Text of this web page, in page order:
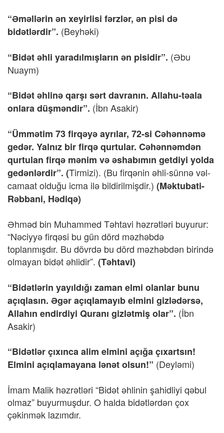
“Əməllərin ən xeyirlisi fərzlər, ən pisi də
bidətlərdir”. (Beyhəki)
“Bidət əhli yaradılmışların ən pisidir”. (Əbu
Nuaym)
“Bidət əhlinə qarşı sərt davranın. Allahu-təala
onlara düşməndir”. (İbn Asakir)
“Ümmətim 73 firqəyə ayrılar, 72-si Cəhənnəmə
gedər. Yalnız bir firqə qurtular. Cəhənnəmdən
qurtulan firqə mənim və əshabımın getdiyi yolda
gedənlərdir”. (Tirmizi). (Bu firqənin əhli-sünnə vəl-
camaat olduğu icma ilə bildirilmişdir.) (Məktubati-
Rəbbani, Hədiqə)
Əhməd bin Muhammed Təhtavi həzrətləri buyurur:
“Nəciyyə firqəsi bu gün dörd məzhəbdə
toplanmışdır. Bu dövrdə bu dörd məzhəbdən birində
olmayan bidət əhlidir”. (Təhtavi)
“Bidətlərin yayıldığı zaman elmi olanlar bunu
açıqlasın. Əgər açıqlamayıb elmini gizlədərsə,
Allahın endirdiyi Quranı gizlətmiş olar”. (İbn
Asakir)
“Bidətlər çıxınca alim elmini açığa çıxartsın!
Elmini açıqlamayana lənət olsun!” (Deyləmi)
İmam Malik həzrətləri “Bidət əhlinin şahidliyi qəbul
olmaz” buyurmuşdur. O halda bidətlərdən çox
çəkinmək lazımdır.